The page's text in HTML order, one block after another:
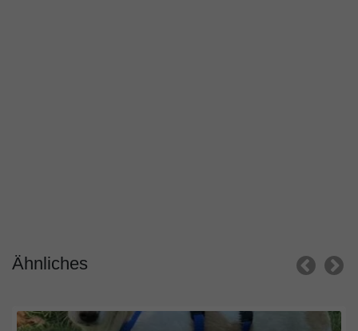
Ähnliches